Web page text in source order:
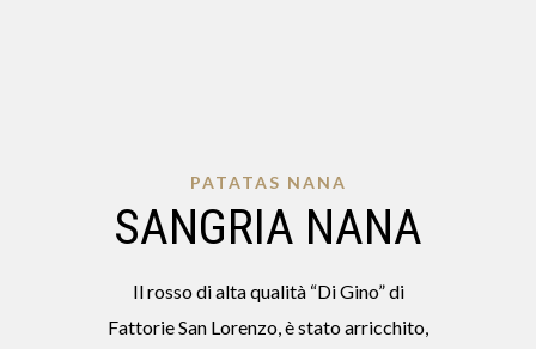
PATATAS NANA
SANGRIA NANA
Il rosso di alta qualità “Di Gino” di
Fattorie San Lorenzo, è stato arricchito,